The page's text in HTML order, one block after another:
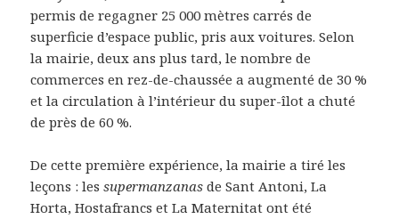
permis de regagner 25 000 mètres carrés de
superficie d’espace public, pris aux voitures. Selon
la mairie, deux ans plus tard, le nombre de
commerces en rez-de-chaussée a augmenté de 30 %
et la circulation à l’intérieur du super-îlot a chuté
de près de 60 %.
De cette première expérience, la mairie a tiré les
leçons : lessupermanzanas de Sant Antoni, La
Horta, Hostafrancs et La Maternitat ont été